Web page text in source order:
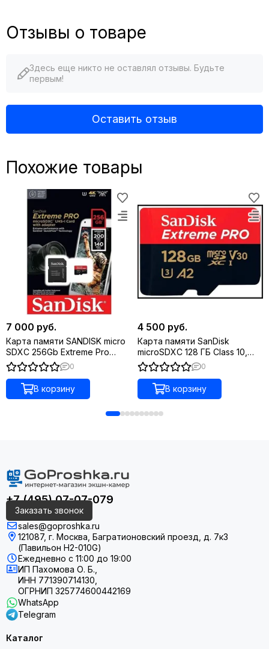
Отзывы о товаре
Здесь еще никто не оставлял отзывы. Будьте
первым!
Оставить отзыв
Похожие товары
7 000 руб.
Карта памяти SANDISK micro
SDXC 256Gb Extreme Pro
UHS-I U3 V30 A2 + ADP
(200/140 MB/s)
0
В корзину
4 500 руб.
Карта памяти SanDisk
microSDXC 128 ГБ Class 10,
V30, A2, UHS-I U3, адаптер на
SD
0
В корзину
+7 (495) 07-07-079
Заказать звонок
sales@goproshka.ru
121087, г. Москва, Багратионовский проезд, д. 7к3
(Павильон H2-010G)
Ежедневно с 11:00 до 19:00
ИП Пахомова О. Б.,
ИНН 771390714130,
ОГРНИП 325774600442169
WhatsApp
Telegram
Каталог